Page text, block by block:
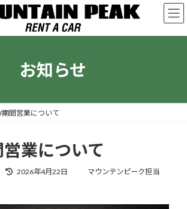
お知らせ
期間営業について
業について
最
新
2026年4月22日
マウンテンピーク担当